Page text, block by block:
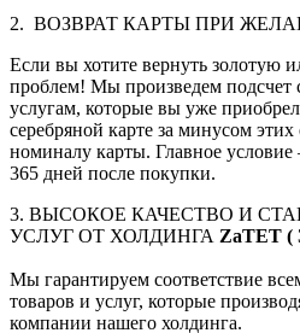
2. ВОЗВРАТ КАРТЫ ПРИ
Если вы хотите вернуть золотую
проблем! Мы произведем подсчет
услугам, которые вы уже
серебряной карте за минусом
номиналу карты. Главное условие
365 дней после покупки.
3. ВЫСОКОЕ КАЧЕСТВО И
УСЛУГ ОТ ХОЛДИНГА ZaTET (
Мы гарантируем соответствие
товаров и услуг, которые
компании нашего холдинга.